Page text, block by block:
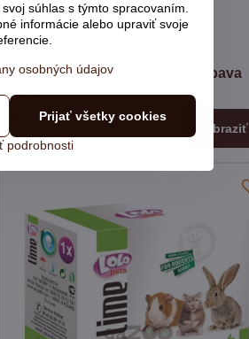
JR FARM Grainless drops púpava
Na dopyt
1,20 € Zobraziť
súhlas s týmto spracovaním.
informácie alebo upraviť svoje
osobných údajov
podrobnosti
Prijať všetky cookies